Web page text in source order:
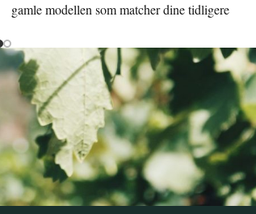
gamle modellen som matcher dine tidligere